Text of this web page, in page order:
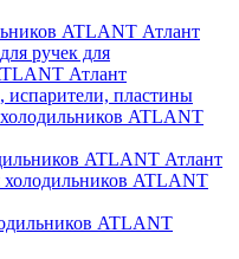
ATLANT Атлант
ручек для
Атлант
испарители, пластины
ATLANT
ATLANT Атлант
холодильников ATLANT
ATLANT